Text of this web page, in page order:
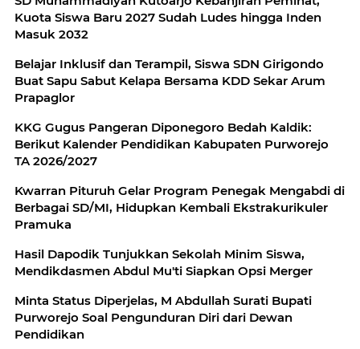
Kuota Siswa Baru 2027 Sudah Ludes hingga Inden
Masuk 2032
Belajar Inklusif dan Terampil, Siswa SDN Girigondo
Buat Sapu Sabut Kelapa Bersama KDD Sekar Arum
Prapaglor
KKG Gugus Pangeran Diponegoro Bedah Kaldik:
Berikut Kalender Pendidikan Kabupaten Purworejo
TA 2026/2027
Kwarran Pituruh Gelar Program Penegak Mengabdi di
Berbagai SD/MI, Hidupkan Kembali Ekstrakurikuler
Pramuka
Hasil Dapodik Tunjukkan Sekolah Minim Siswa,
Mendikdasmen Abdul Mu'ti Siapkan Opsi Merger
Minta Status Diperjelas, M Abdullah Surati Bupati
Purworejo Soal Pengunduran Diri dari Dewan
Pendidikan